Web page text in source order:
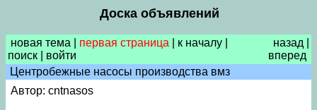
Доска объявлений
новая тема первая страница к началу
поиск
войти
назад
вперед
Центробежные насосы производства вмз
Автор: cntnasos